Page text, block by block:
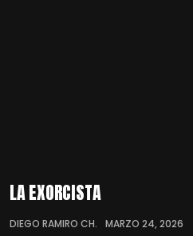
LA EXORCISTA
DIEGO RAMIRO CH. MARZO 24, 2026